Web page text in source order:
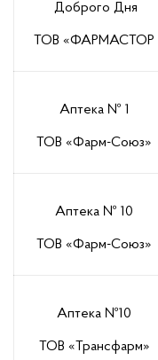
Доброго Дня
ТОВ «ФАРМАСТОР
Аптека № 1
ТОВ «Фарм-Союз»
Аптека № 10
ТОВ «Фарм-Союз»
Аптека №10
ТОВ «Трансфарм»